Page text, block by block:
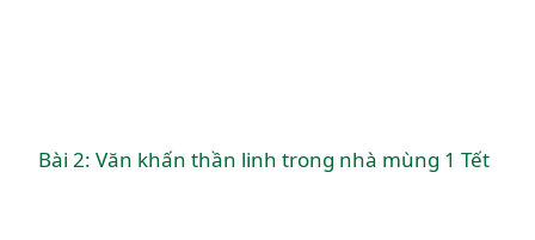
Bài 2: Văn khấn thần linh trong nhà mùng 1 Tết